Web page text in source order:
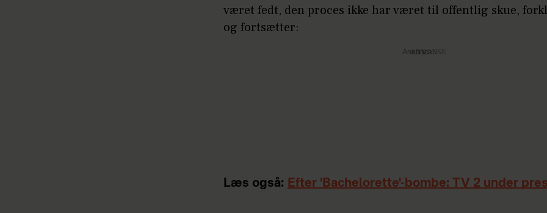
været fedt, den proces ikke har været til offentlig skue,
og fortsætter:
Annonce
Læs også: Efter 'Bachelorette'-bombe: TV 2 under